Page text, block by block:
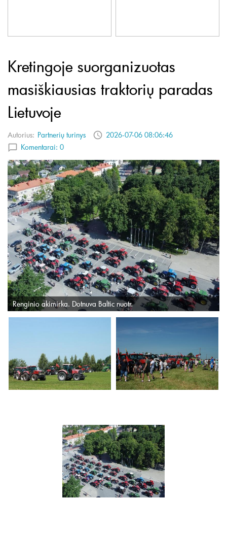
Kretingoje suorganizuotas
masiškiausias traktorių paradas
Lietuvoje
Autorius: Partnerių turinys
2026-07-06 08:06:46
Komentarai: 0
Renginio akimirka. Dotnuva Baltic nuotr.